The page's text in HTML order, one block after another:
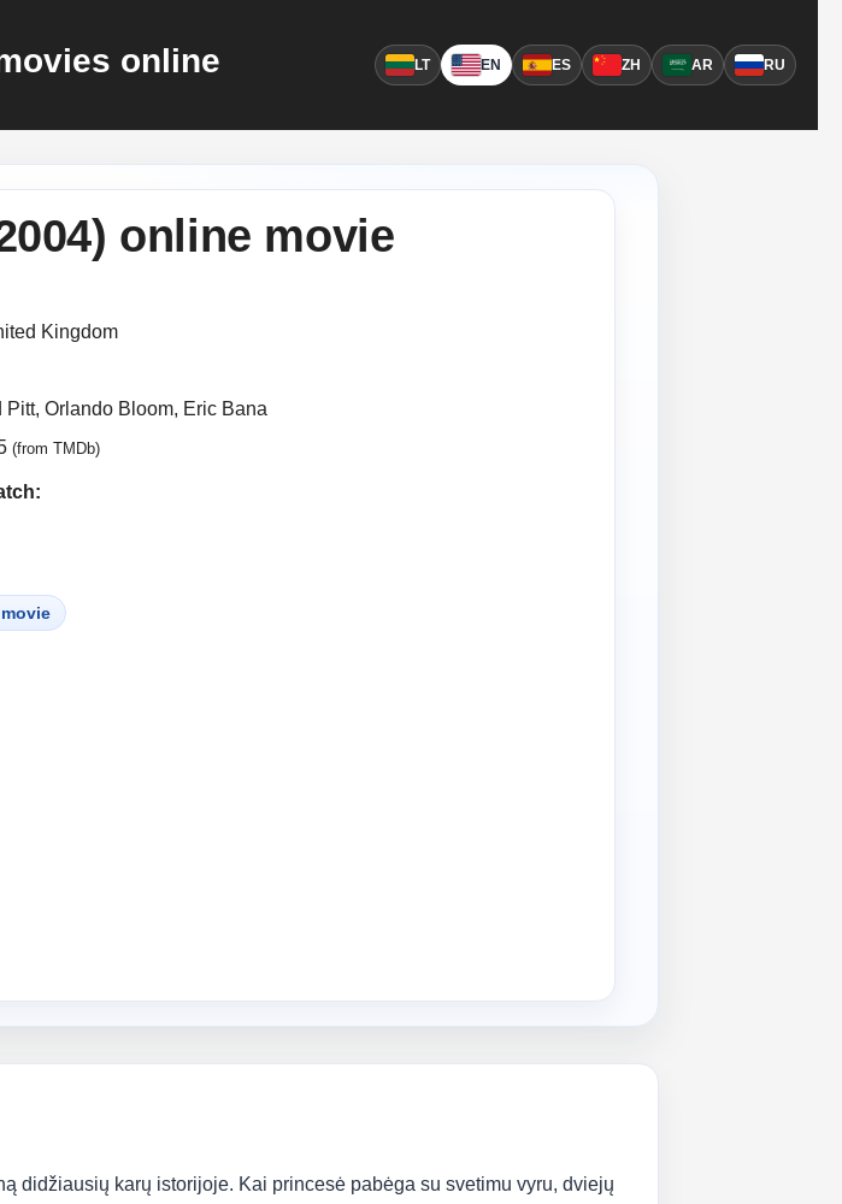
online LT EN ES ZH AR RU
online movie
Kingdom
Pitt, Orlando Bloom, Eric Bana
(from TMDb)
didžiausių karų istorijoje. Kai princesė pabėga su svetimu vyru, dviejų